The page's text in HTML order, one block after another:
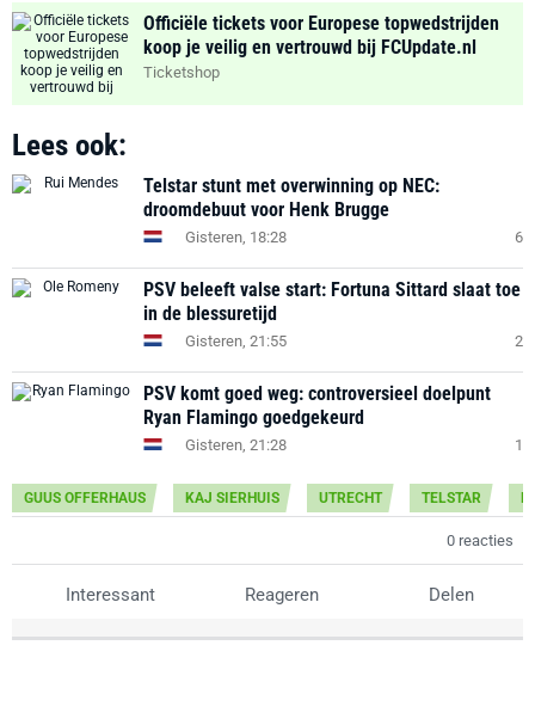
Officiële tickets voor Europese topwedstrijden
koop je veilig en vertrouwd bij FCUpdate.nl
Ticketshop
Lees ook:
Telstar stunt met overwinning op NEC:
droomdebuut voor Henk Brugge
Gisteren, 18:28 6
PSV beleeft valse start: Fortuna Sittard slaat toe
in de blessuretijd
Gisteren, 21:55 2
PSV komt goed weg: controversieel doelpunt
Ryan Flamingo goedgekeurd
Gisteren, 21:28 1
GUUS OFFERHAUS KAJ SIERHUIS UTRECHT TELSTAR
0 reacties
Interessant Reageren Delen